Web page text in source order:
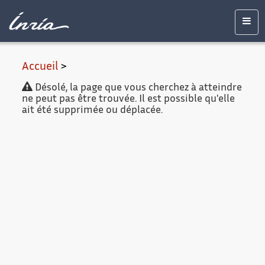
Mentions
Accueil >
Désolé, la page que vous cherchez à atteindre
ne peut pas être trouvée. Il est possible qu'elle
ait été supprimée ou déplacée.